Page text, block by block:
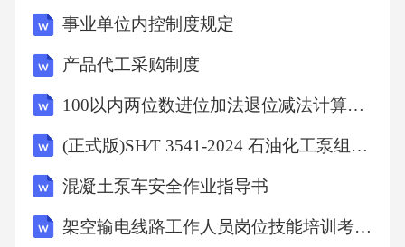
由掩盖主观逃避。相互指控攻击典型话术：“你
看看你自己！”，通过反击对方来转移当前的矛
盾焦点。⚠️防御心态的危害：
让双方都陷入“受害者”角色，拒绝承担责任，最
终导致问题无法解决。如何放下防御？坦诚比
防御更有力量01.觉察并暂停当发现自己开始进
入防御状态时，请先试着让自己“停下来”，做一
事业单位内控制度规定
产品代工采购制度
100以内两位数进位加法退位减法计算题-(直接打印版)
(正式版)SH∕T 3541-2024 石油化工泵组施工及验收规范
混凝土泵车安全作业指导书
架空输电线路工作人员岗位技能培训考试题库含答案